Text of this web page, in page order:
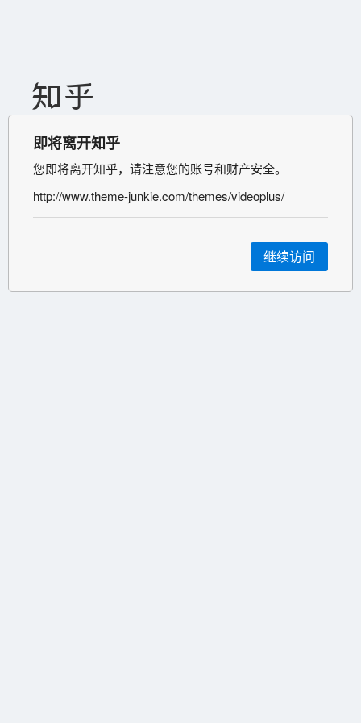
即将离开知乎
您即将离开知乎，请注意您的账号和财产安全。
http://www.theme-junkie.com/themes/videoplus/
继续访问